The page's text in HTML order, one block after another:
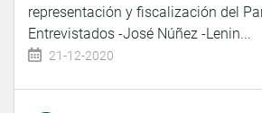
representación y fiscalización del
Entrevistados -José Núñez -Lenin...
21-12-2020